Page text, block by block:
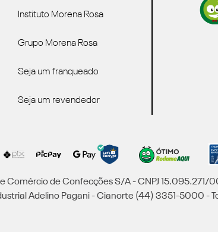
Instituto Morena Rosa
Grupo Morena Rosa
Seja um franqueado
Seja um revendedor
Comércio de Confecções S/A - CNPJ 15.095.271/
Adelino Pagani - Cianorte (44) 3351-5000 -